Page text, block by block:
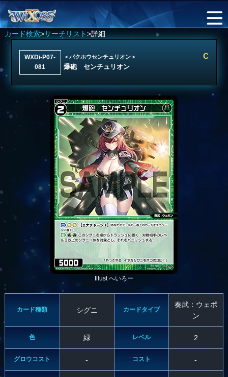
カード検索>サーチリスト>詳細
WXDi-P07-
081
＜バクホウセンチュリオン＞
爆砲 センチュリオン
C
Illust へいろー
カード種類 シグニ カードタイプ
奏武：ウェポ
ン
色 緑 レベル 2
グロウコスト - コスト -